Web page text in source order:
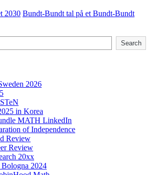
2030 Bundt-Bundt tal på et Bundt-Bundt
Search
2026
in Korea
MATH LinkedIn
of Independence
Review
Review
20xx
2024